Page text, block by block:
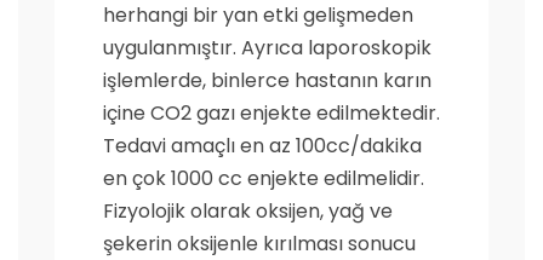
herhangi bir yan etki gelişmeden
uygulanmıştır. Ayrıca laporoskopik
işlemlerde, binlerce hastanın karın
içine CO2 gazı enjekte edilmektedir.
Tedavi amaçlı en az 100cc/dakika
en çok 1000 cc enjekte edilmelidir.
Fizyolojik olarak oksijen, yağ ve
şekerin oksijenle kırılması sonucu